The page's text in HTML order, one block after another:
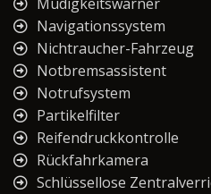
Navigationssystem
Nichtraucher-Fahrzeug
Notbremsassistent
Notrufsystem
Partikelfilter
Reifendruckkontrolle
Rückfahrkamera
Schlüssellose